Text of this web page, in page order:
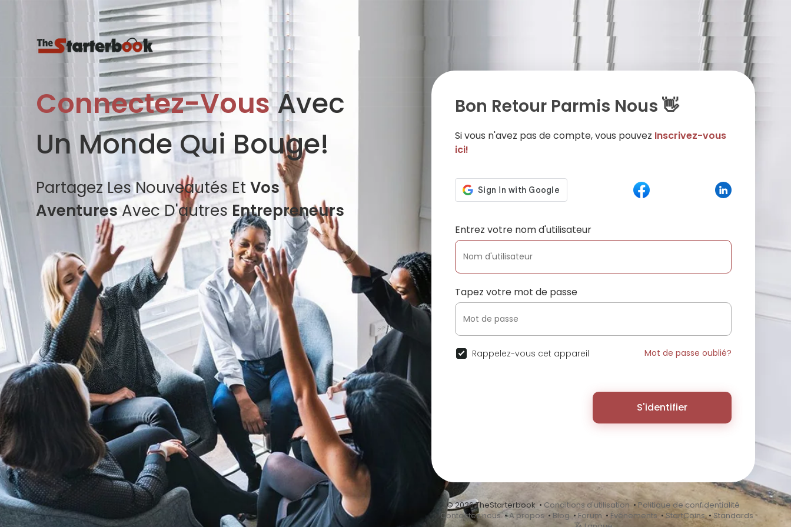
Connectez-VousAvec
Un Monde Qui Bouge!
Partagez Les Nouveautés Et Vos
Aventures Avec D'autres Entrepreneurs
Bon Retour Parmis Nous 👋
Si vous n'avez pas de compte, vous pouvez Inscrivez-vous
ici!
Entrez votre nom d'utilisateur
Tapez votre mot de passe
Rappelez-vous cet appareil Mot de passe oublié?
S'identifier
© 2026 TheStarterbook • Conditions d'utilisation • Politique de confidentialité
•Contactez nous•A propos•Blog • Forum • Événements • StartCoins•Standards